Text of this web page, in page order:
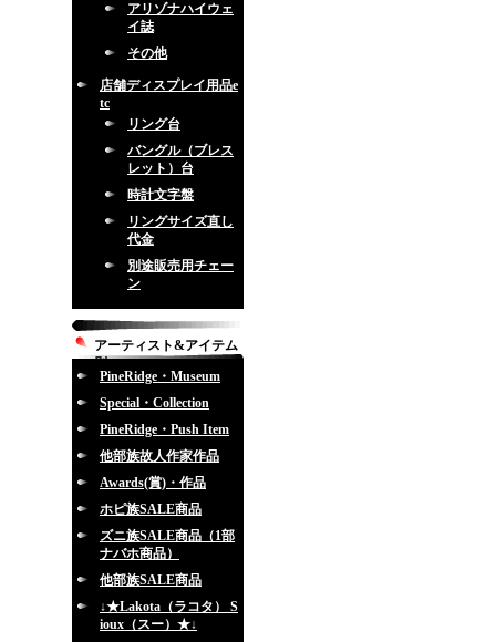
アリゾナハイウェ
イ誌
その他
店舗ディスプレイ用品e
tc
リング台
バングル（ブレス
レット）台
時計文字盤
リングサイズ直し
代金
別途販売用チェー
ン
アーティスト&アイテム
別
PineRidge・Museum
Special・Collection
PineRidge・Push Item
他部族故人作家作品
Awards(賞)・作品
ホピ族SALE商品
ズニ族SALE商品（1部
ナバホ商品）
他部族SALE商品
↓★Lakota（ラコタ） S
ioux（スー）★↓